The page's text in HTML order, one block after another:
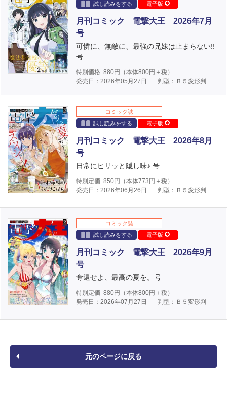
試し読みをする
電子版
月刊コミック 電撃大王 2026年7月
号
可憐に、無敵に、最強の兄妹は止まらない!!
号
特別価格 880円（本体800円＋税）
発売日：2026年05月27日
判型：Ｂ５変形判
コミック誌
試し読みをする
電子版
月刊コミック 電撃大王 2026年8月
号
日常にピリッと隠し味♪ 号
特別定価 850円（本体773 円＋税）
発売日：2026年06月26日
判型：Ｂ５変形判
コミック誌
試し読みをする
電子版
月刊コミック 電撃大王 2026年9月
号
奪還せよ、最高の夏を。号
特別定価 880円（本体800円＋税）
発売日：2026年07月27日
判型：Ｂ５変形判
元のページに戻る